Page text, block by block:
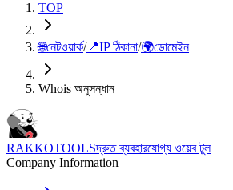
TOP
🌐নেটওয়ার্ক/📍IP ঠিকানা/🌍ডোমেইন
Whois অনুসন্ধান
RAKKOTOOLSদ্রুত ব্যবহারযোগ্য ওয়েব টুল
Company Information